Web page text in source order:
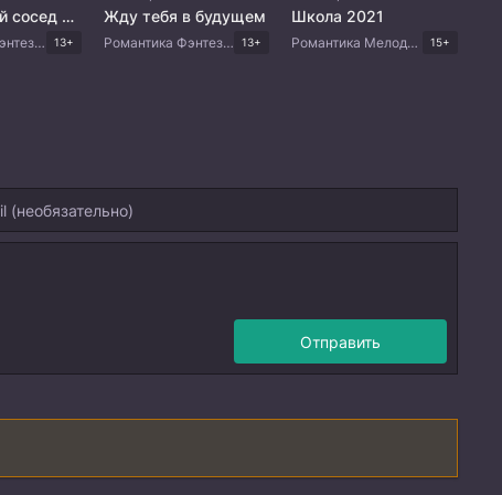
Мой тайный сосед по комнате
Романтика Фэнтези Комедия Китайские дорамы 13+
Жду тебя в будущем
Романтика Фэнтези Комедия Китайские дорамы 13+
Школа 2021
Романтика Мелодрама Драма Корейские дорамы 15+
Отправить